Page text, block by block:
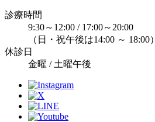
診療時間
9:30～12:00 / 17:00～20:00
（日・祝午後は14:00 ～ 18:00）
休診日
金曜 / 土曜午後